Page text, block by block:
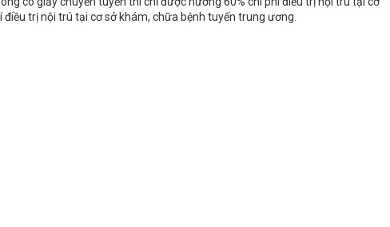
trị nội trú tại cơ sở khám, chữa bệnh tuyến trung ương.